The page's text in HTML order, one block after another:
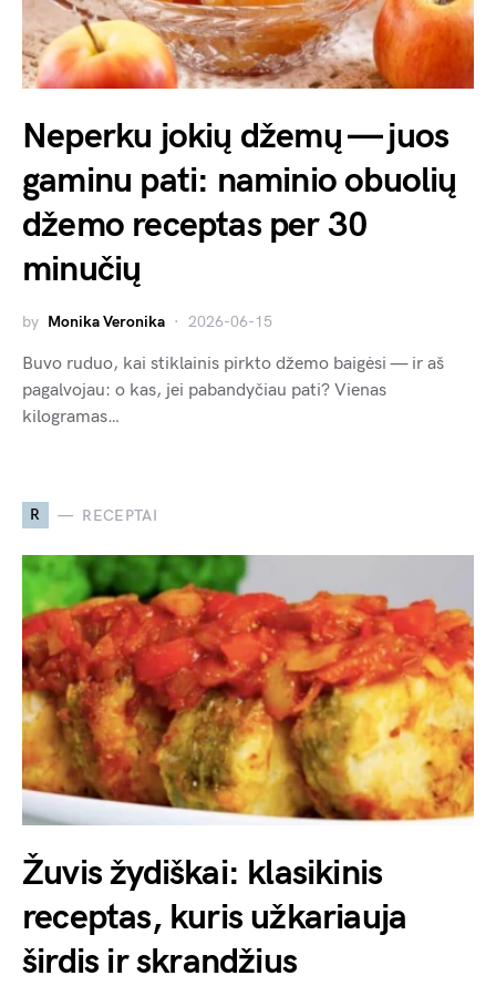
Neperku jokių džemų — juos
gaminu pati: naminio obuolių
džemo receptas per 30
minučių
by Monika Veronika 2026-06-15
Buvo ruduo, kai stiklainis pirkto džemo baigėsi — ir aš
pagalvojau: o kas, jei pabandyčiau pati? Vienas
kilogramas…
R RECEPTAI
Žuvis žydiškai: klasikinis
receptas, kuris užkariauja
širdis ir skrandžius